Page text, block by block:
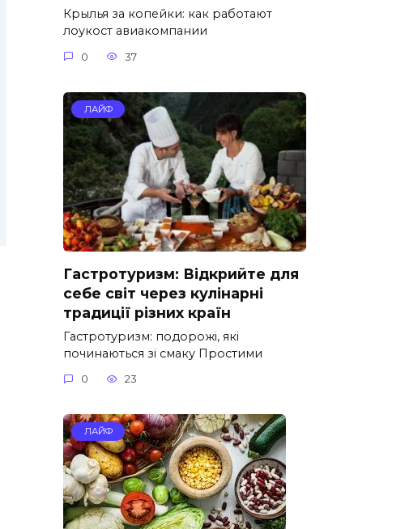
Крылья за копейки: как работают
лоукост авиакомпании
0 37
ЛАЙФ
Гастротуризм: Відкрийте для
себе світ через кулінарні
традиції різних країн
Гастротуризм: подорожі, які
починаються зі смаку Простими
0 23
ЛАЙФ